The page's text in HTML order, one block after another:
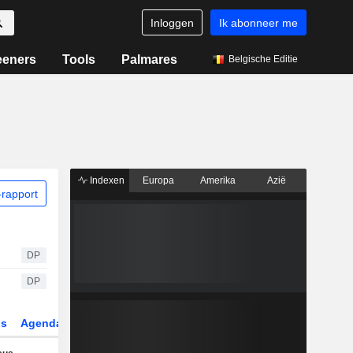
Inloggen Ik abonneer me
Tools Palmares Belgische Editie
DP
DP
Agenda
Indexen Europa Amerika Azië